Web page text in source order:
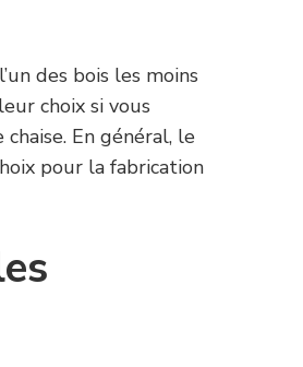
des bois les moins
choix si vous
En général, le
pour la fabrication